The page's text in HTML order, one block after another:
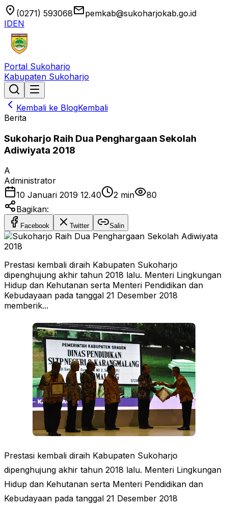
location_on (0271) 593068emailpemkab@sukoharjokab.go.id
IDEN
Portal Sukoharjo
Kabupaten Sukoharjo
Kembali ke BlogKembali
Berita
Sukoharjo Raih Dua Penghargaan Sekolah
Adiwiyata 2018
A
Administrator
10 Januari 2019 12.40
2 min
80
Bagikan:
Facebook Twitter Salin
Prestasi kembali diraih Kabupaten Sukoharjo
dipenghujung akhir tahun 2018 lalu. Menteri Lingkungan
Hidup dan Kehutanan serta Menteri Pendidikan dan
Kebudayaan pada tanggal 21 Desember 2018
memberik...
Prestasi kembali diraih Kabupaten Sukoharjo
dipenghujung akhir tahun 2018 lalu. Menteri Lingkungan
Hidup dan Kehutanan serta Menteri Pendidikan dan
Kebudayaan pada tanggal 21 Desember 2018